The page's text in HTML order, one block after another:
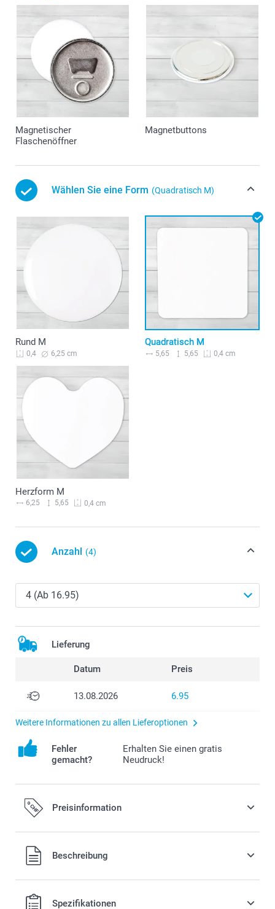
Magnetischer
Flaschenöffner
Magnetbuttons
Wählen Sie eine Form (Quadratisch M)
Rund M
0,4 6,25 cm
Quadratisch M
5,65 5,65 0,4 cm
Herzform M
6,25 5,65 0,4 cm
Anzahl (4)
Lieferung
Datum Preis
13.08.2026 6.95
Weitere Informationen zu allen Lieferoptionen
Fehler
gemacht?
Erhalten Sie einen gratis
Neudruck!
Preisinformation
Alle Preise verstehen sich in Schweizer Franken (CHF) inkl.
MwSt. und zzgl. Versandkosten.
Beschreibung
Spezifikationen